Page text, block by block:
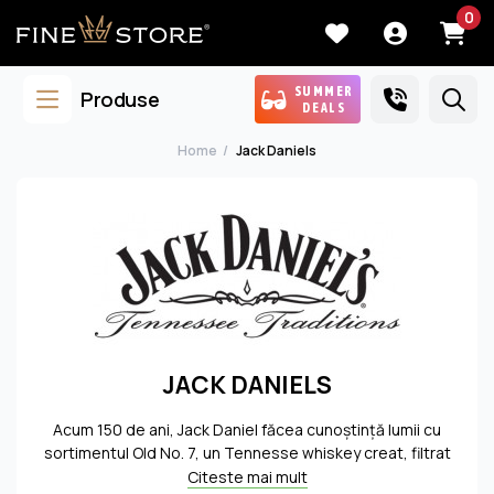
0
Produse
SUMMER
DEALS
Home Jack Daniels
JACK DANIELS
Acum 150 de ani, Jack Daniel făcea cunoştinţă lumii cu
sortimentul Old No. 7, un Tennesse whiskey creat, filtrat
şi maturat în Lynchburg, TN. Păstrând tradiţia,
Citeste mai mult